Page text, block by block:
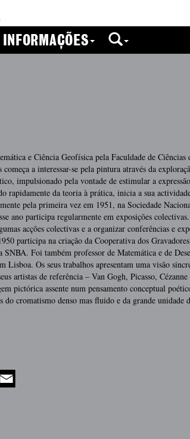
INFORMAÇÕES
e Ciência Geofísica pela Faculdade de Ciências
começa a interessar-se pela pintura através da
impulsionado pela vontade de estimular a
rapidamente da teoria à prática, inicia a sua
pela primeira vez em 1951, na Sociedade
ano participa regularmente em exposições
acções colectivas e a organizar conferências e
participa na criação da Cooperativa dos
SNBA. Foi também professor de Matemática e de
Lisboa. Os seus trabalhos apresentam uma visão
artistas de referência – Van Gogh, Picasso,
pictórica assente num pensamento conceptual
do cromatismo denso mas fluido e da grande unidade